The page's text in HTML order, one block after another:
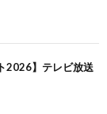
2026】テレビ放送